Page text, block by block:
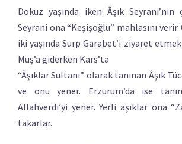
Dokuz yaşında iken Âşık Seyrani’nin
Seyrani ona “Keşişoğlu” mahlasını
iki yaşında Surp Garabet’i ziyaret
Muş’a giderken Kars’ta
“Âşıklar Sultanı” olarak tanınan Âşık
ve onu yener. Erzurum’da ise
Allahverdi’yi yener. Yerli aşıklar ona
takarlar.